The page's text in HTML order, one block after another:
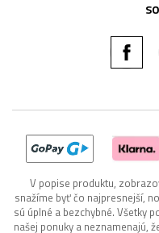
V popise produktu,
snažíme byť čo najpresnejší,
sú úplné a bezchybné. Všetky
našej ponuky a neznamenajú,